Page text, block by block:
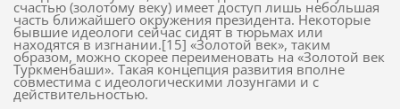
счастью (золотому веку) имеет доступ лишь небольшая
часть ближайшего окружения президента. Некоторые
бывшие идеологи сейчас сидят в тюрьмах или
находятся в изгнании.[15] «Золотой век», таким
образом, можно скорее переименовать на «Золотой век
Туркменбаши». Такая концепция развития вполне
совместима с идеологическими лозунгами и с
действительностью.